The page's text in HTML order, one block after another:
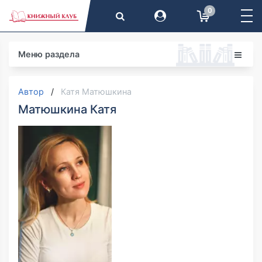
0
Меню раздела
Автор Катя Матюшкина
Матюшкина Катя